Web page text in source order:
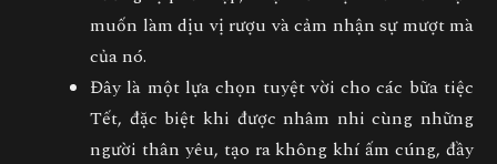
muốn làm dịu vị rượu và cảm nhận sự mượt mà
của nó.
Đây là một lựa chọn tuyệt vời cho các bữa tiệc
Tết, đặc biệt khi được nhâm nhi cùng những
người thân yêu, tạo ra không khí ấm cúng, đầy